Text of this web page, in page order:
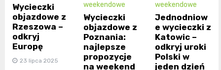
Wycieczki
objazdowe z
Rzeszowa –
odkryj
Europę
23 lipca 2025
weekendowe
Wycieczki
objazdowe z
Poznania:
najlepsze
propozycje
na weekend
weekendowe
Jednodniow
e wycieczki z
Katowic –
odkryj uroki
Polski w
jeden dzień